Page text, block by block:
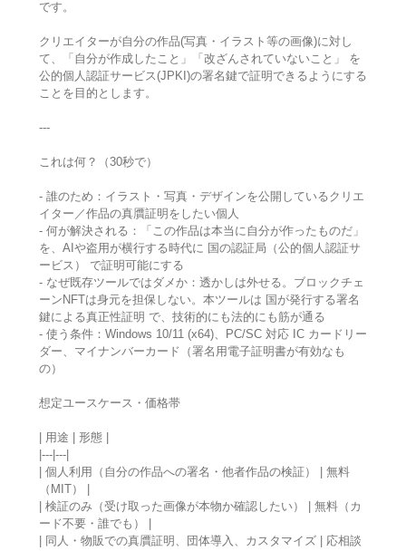
です。
クリエイターが自分の作品(写真・イラスト等の画像)に対し
て、「自分が作成したこと」「改ざんされていないこと」 を
公的個人認証サービス(JPKI)の署名鍵で証明できるようにする
ことを目的とします。
---
これは何？（30秒で）
- 誰のため：イラスト・写真・デザインを公開しているクリエ
イター／作品の真贋証明をしたい個人
- 何が解決される：「この作品は本当に自分が作ったものだ」
を、AIや盗用が横行する時代に 国の認証局（公的個人認証サ
ービス） で証明可能にする
- なぜ既存ツールではダメか：透かしは外せる。ブロックチェ
ーンNFTは身元を担保しない。本ツールは 国が発行する署名
鍵による真正性証明 で、技術的にも法的にも筋が通る
- 使う条件：Windows 10/11 (x64)、PC/SC 対応 IC カードリー
ダー、マイナンバーカード（署名用電子証明書が有効なも
の）
想定ユースケース・価格帯
| 用途 | 形態 |
|---|---|
| 個人利用（自分の作品への署名・他者作品の検証） | 無料
（MIT） |
| 検証のみ（受け取った画像が本物か確認したい） | 無料（カ
ード不要・誰でも） |
| 同人・物販での真贋証明、団体導入、カスタマイズ | 応相談